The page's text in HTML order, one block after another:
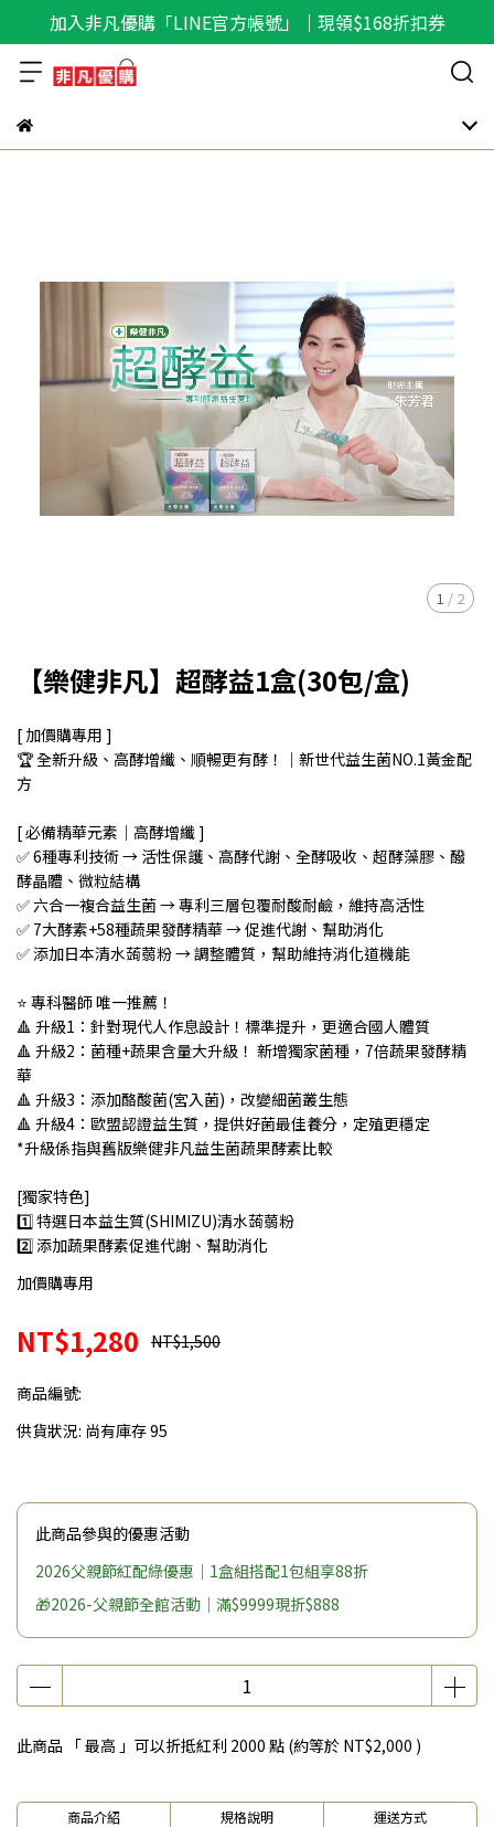
加入非凡優購「LINE官方帳號」｜現領$168折扣券
1 / 2
【樂健非凡】超酵益1盒(30包/盒)
[ 加價購專用 ]
🏆 全新升級、高酵增纖、順暢更有酵！｜新世代益生菌NO.1黃金配
方
[ 必備精華元素｜高酵增纖 ]
✅ 6種專利技術 → 活性保護、高酵代謝、全酵吸收、超酵藻膠、醱
酵晶體、微粒結構
✅ 六合一複合益生菌 → 專利三層包覆耐酸耐鹼，維持高活性
✅ 7大酵素+58種蔬果發酵精華 → 促進代謝、幫助消化
✅ 添加日本清水蒟蒻粉 → 調整體質，幫助維持消化道機能
⭐ 專科醫師 唯一推薦！
🔺 升級1：針對現代人作息設計！標準提升，更適合國人體質
🔺 升級2：菌種+蔬果含量大升級！ 新增獨家菌種，7倍蔬果發酵精
華
🔺 升級3：添加酪酸菌(宮入菌)，改變細菌叢生態
🔺 升級4：歐盟認證益生質，提供好菌最佳養分，定殖更穩定
*升級係指與舊版樂健非凡益生菌蔬果酵素比較
[獨家特色]
1️⃣ 特選日本益生質(SHIMIZU)清水蒟蒻粉
2️⃣ 添加蔬果酵素促進代謝、幫助消化
加價購專用
NT$1,280 NT$1,500
商品編號:
供貨狀況: 尚有庫存 95
此商品參與的優惠活動
2026父親節紅配綠優惠｜1盒組搭配1包組享88折
🎁2026-父親節全館活動｜滿$9999現折$888
此商品 「 最高 」可以折抵紅利 2000 點 (約等於 NT$2,000 )
商品介紹 規格說明 運送方式